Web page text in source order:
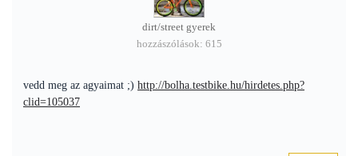
dirt/street gyerek
hozzászólások: 615
vedd meg az agyaimat ;) http://bolha.testbike.hu/hirdetes.php?
clid=105037